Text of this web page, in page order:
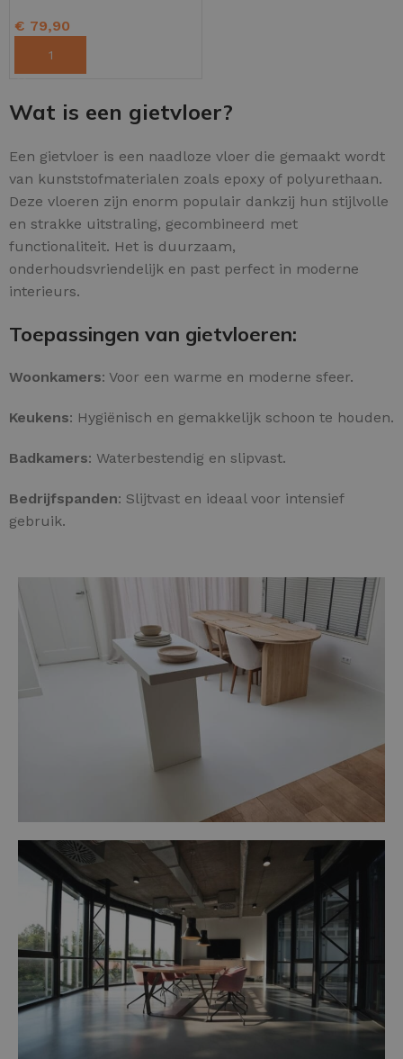
€ 79,90
Wat is een gietvloer?
Een gietvloer is een naadloze vloer die gemaakt wordt
van kunststofmaterialen zoals epoxy of polyurethaan.
Deze vloeren zijn enorm populair dankzij hun stijlvolle
en strakke uitstraling, gecombineerd met
functionaliteit. Het is duurzaam,
onderhoudsvriendelijk en past perfect in moderne
interieurs.
Toepassingen van gietvloeren:
Woonkamers: Voor een warme en moderne sfeer.
Keukens: Hygiënisch en gemakkelijk schoon te houden.
Badkamers: Waterbestendig en slipvast.
Bedrijfspanden: Slijtvast en ideaal voor intensief
gebruik.